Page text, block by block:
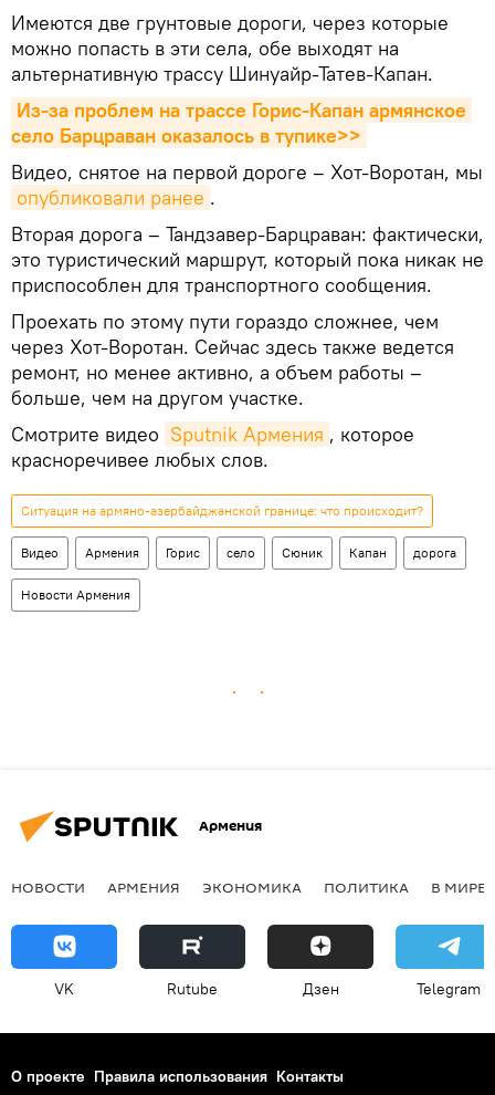
Имеются две грунтовые дороги, через которые
можно попасть в эти села, обе выходят на
альтернативную трассу Шинуайр-Татев-Капан.
Из-за проблем на трассе Горис-Капан армянское
село Барцраван оказалось в тупике>>
Видео, снятое на первой дороге – Хот-Воротан, мы
опубликовали ранее .
Вторая дорога – Тандзавер-Барцраван: фактически,
это туристический маршрут, который пока никак не
приспособлен для транспортного сообщения.
Проехать по этому пути гораздо сложнее, чем
через Хот-Воротан. Сейчас здесь также ведется
ремонт, но менее активно, а объем работы –
больше, чем на другом участке.
Смотрите видео Sputnik Армения , которое
красноречивее любых слов.
Ситуация на армяно-азербайджанской границе: что происходит?
Видео Армения Горис село Сюник Капан дорога
Новости Армения
Армения
НОВОСТИ АРМЕНИЯ ЭКОНОМИКА ПОЛИТИКА В МИРЕ
VK Rutube Дзен Telegram
О проекте Правила использования Контакты